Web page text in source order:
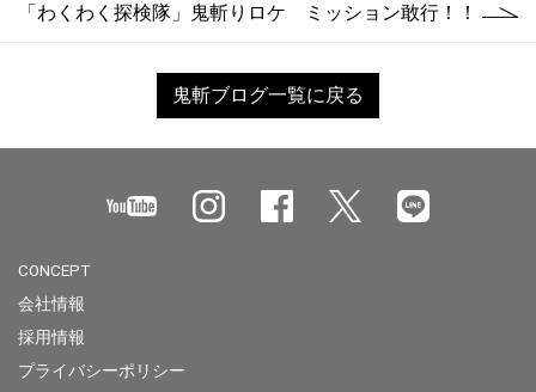
「わくわく探検隊」鬼斬りロケ ミッション敢行！！
鬼斬ブログ一覧に戻る
CONCEPT
会社情報
採用情報
プライバシーポリシー